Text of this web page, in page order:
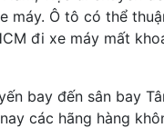
máy. Ô tô có thể
đi xe máy mất
bay đến sân bay
các hãng hàng